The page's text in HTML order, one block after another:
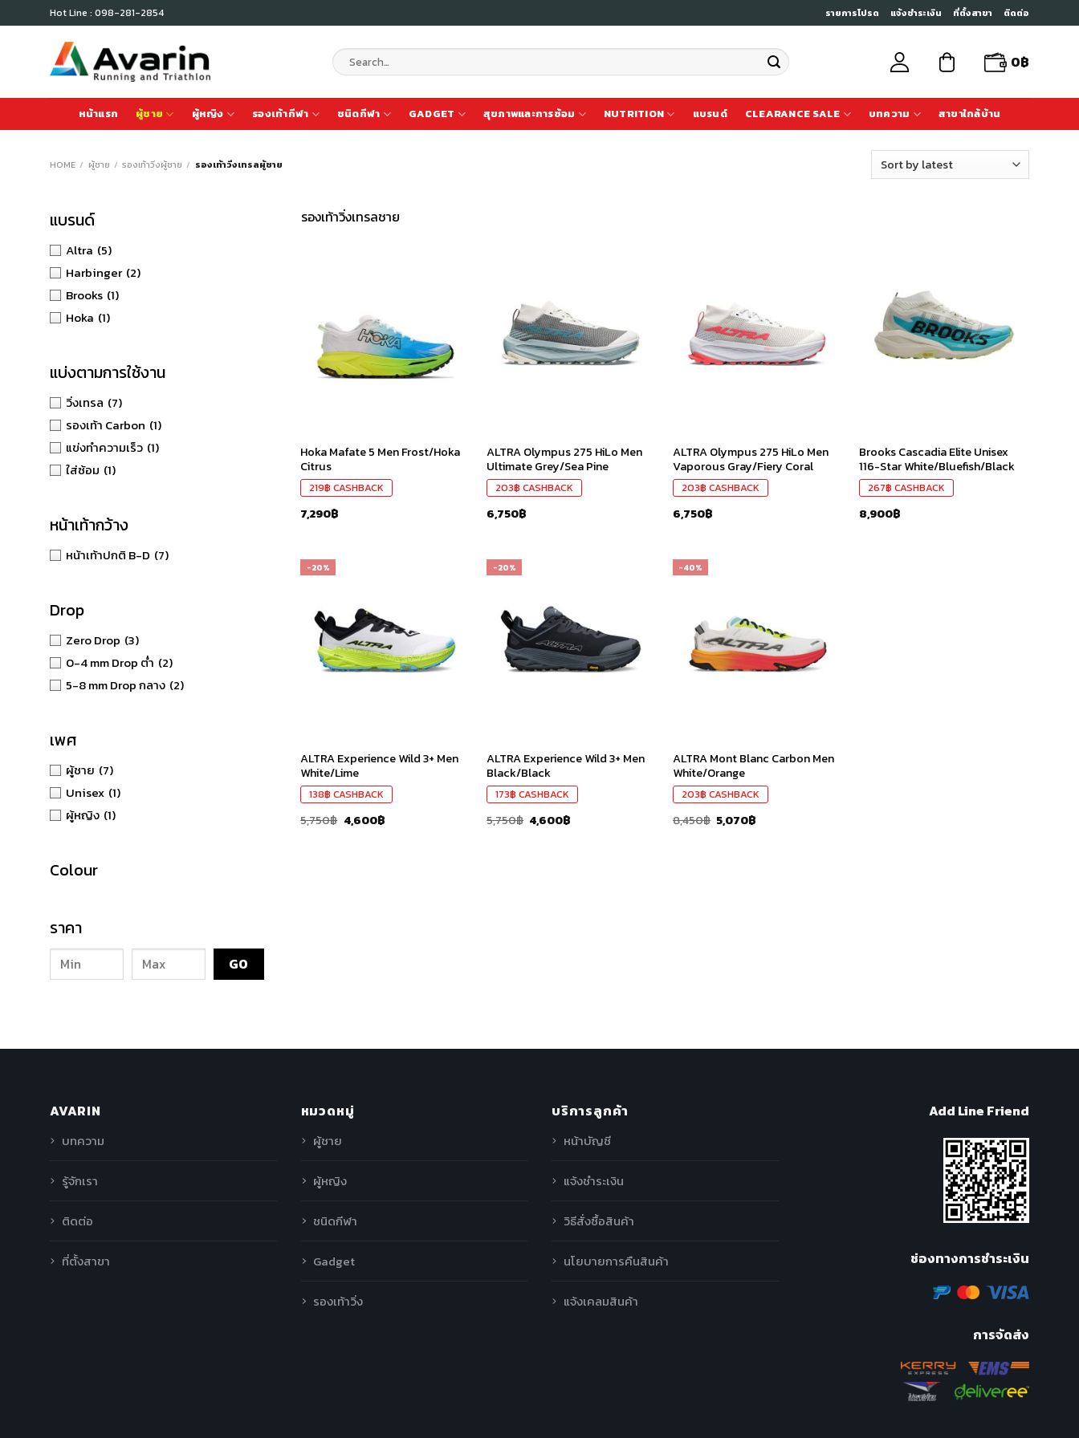
to
Hot Line : 098-281-2854 รายการโปรด แจ้งชำระเงิน ที่ตั้งสาขา ติดต่อ
Search
for:
0฿
หน้าแรก ผู้ชาย ผู้หญิง รองเท้ากีฬา ชนิดกีฬา GADGET สุขภาพและการซ้อม NUTRITION แบรนด์ CLEARANCE SALE บทความ สาขาใกล้บ้าน
HOME / ผู้ชาย / รองเท้าวิ่งผู้ชาย / รองเท้าวิ่งเทรลผู้ชาย
แบรนด์
Altra (5)
Harbinger (2)
Brooks (1)
Hoka (1)
แบ่งตามการใช้งาน
วิ่งเทรล (7)
รองเท้า Carbon (1)
แข่งทำความเร็ว (1)
ใส่ซ้อม (1)
หน้าเท้ากว้าง
หน้าเท้าปกติ B-D (7)
Drop
Zero Drop (3)
0-4 mm Drop ต่ำ (2)
5-8 mm Drop กลาง (2)
เพศ
ผู้ชาย (7)
Unisex (1)
ผู้หญิง (1)
Colour
ราคา
รองเท้าวิ่งเทรลชาย
Hoka Mafate 5 Men Frost/Hoka
Citrus
219฿ CASHBACK
7,290฿
ที่ชอบ
ALTRA Olympus 275 HiLo Men
Ultimate Grey/Sea Pine
203฿ CASHBACK
6,750฿
ที่ชอบ
ALTRA Olympus 275 HiLo Men
Vaporous Gray/Fiery Coral
203฿ CASHBACK
6,750฿
สินค้า
ที่ชอบ
Brooks Cascadia Elite Unisex
116-Star White/Bluefish/Black
267฿ CASHBACK
8,900฿
-20%
ที่ชอบ
ALTRA Experience Wild 3+ Men
White/Lime
138฿ CASHBACK
5,750฿ 4,600฿
-20%
ที่ชอบ
ALTRA Experience Wild 3+ Men
Black/Black
173฿ CASHBACK
5,750฿ 4,600฿
-40%
ที่ชอบ
ALTRA Mont Blanc Carbon Men
White/Orange
203฿ CASHBACK
8,450฿ 5,070฿
AVARIN
บทความ
รู้จักเรา
ติดต่อ
ที่ตั้งสาขา
หมวดหมู่
ผู้ชาย
ผู้หญิง
ชนิดกีฬา
Gadget
รองเท้าวิ่ง
บริการลูกค้า
หน้าบัญชี
แจ้งชำระเงิน
วิธีสั่งซื้อสินค้า
นโยบายการคืนสินค้า
แจ้งเคลมสินค้า
Add Line Friend
ช่องทางการชำระเงิน
การจัดส่ง